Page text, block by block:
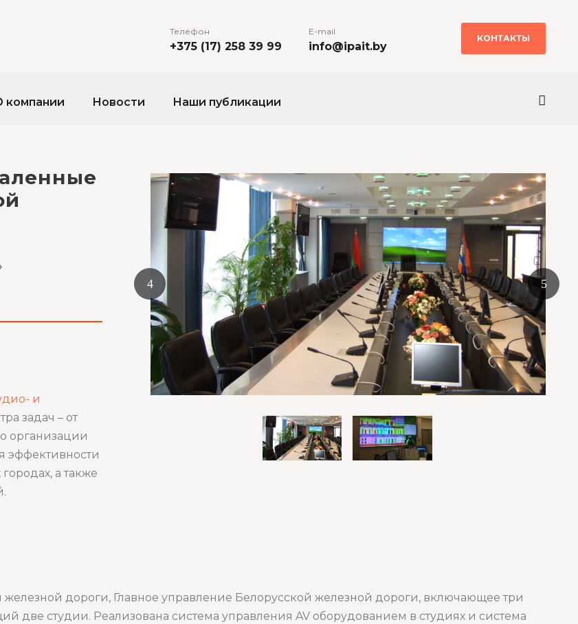
Телефон
+375 (17) 258 39 99
E-mail
info@ipait.by
КОНТАКТЫ
компании Новости Наши публикации
и
задач – от
организации
эффективности
а также
железной дороги, Главное управление Белорусской железной дороги, включающее три
две студии. Реализована система управления AV оборудованием в студиях и система